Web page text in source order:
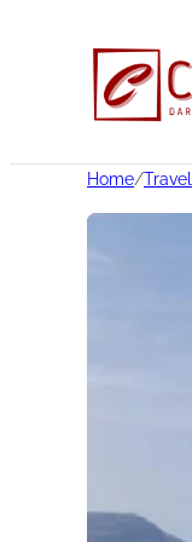
Home/Travel